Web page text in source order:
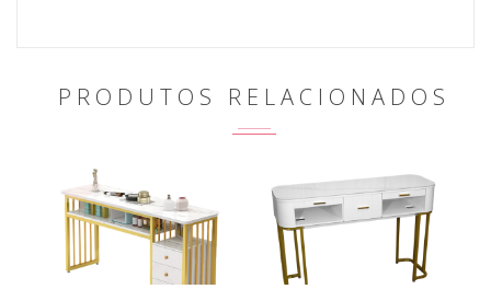
PRODUTOS RELACIONADOS